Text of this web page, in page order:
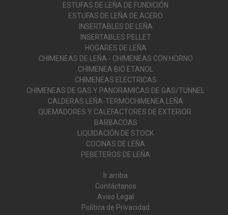
ESTUFAS DE LEÑA DE FUNDICIÓN
ESTUFAS DE LEÑA DE ACERO
INSERTABLES DE LEÑA
INSERTABLES PELLET
HOGARES DE LEÑA
CHIMENEAS DE LEÑA - CHIMENEAS CON HORNO
CHIMENEA BIO ETANOL
CHIMENEAS ELECTRICAS
CHIMENEAS DE GAS Y PANORAMICAS DE GAS/TUNNEL
CALDERAS LEÑA-TERMOCHIMENEA LEÑA
QUEMADORES Y CALEFACTORES DE EXTERIOR.
BARBACOAS
LIQUIDACIÓN DE STOCK
COCINAS DE LEÑA
PEBETEROS DE LEÑA
Ir arriba
Contáctanos
Aviso Legal
Política de Privacidad